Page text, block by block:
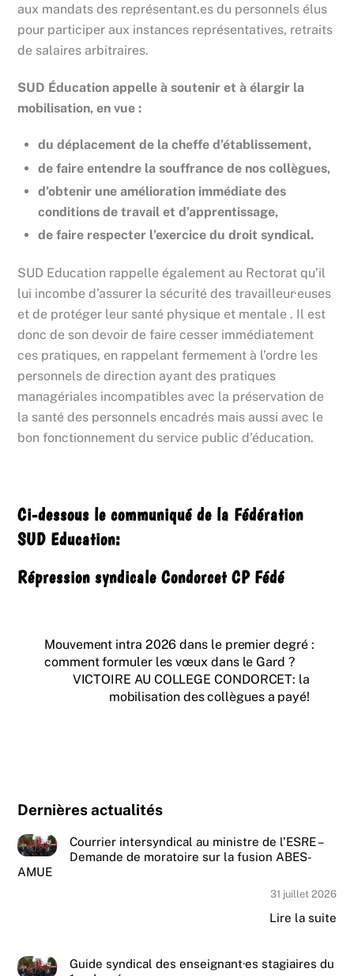
aux mandats des représentant.es du personnels élus
pour participer aux instances représentatives, retraits
de salaires arbitraires.
SUD Éducation appelle à soutenir et à élargir la
mobilisation, en vue :
du déplacement de la cheffe d’établissement,
de faire entendre la souffrance de nos collègues,
d’obtenir une amélioration immédiate des
conditions de travail et d’apprentissage,
de faire respecter l’exercice du droit syndical.
SUD Education rappelle également au Rectorat qu’il
lui incombe d’assurer la sécurité des travailleur·euses
et de protéger leur santé physique et mentale . Il est
donc de son devoir de faire cesser immédiatement
ces pratiques, en rappelant fermement à l’ordre les
personnels de direction ayant des pratiques
managériales incompatibles avec la préservation de
la santé des personnels encadrés mais aussi avec le
bon fonctionnement du service public d’éducation.
Ci-dessous le communiqué de la Fédération
SUD Education:
Répression syndicale Condorcet CP Fédé
Mouvement intra 2026 dans le premier degré :
comment formuler les vœux dans le Gard ?
VICTOIRE AU COLLEGE CONDORCET: la
mobilisation des collègues a payé!
Dernières actualités
Courrier intersyndical au ministre de l’ESRE –
Demande de moratoire sur la fusion ABES-
AMUE
31 juillet 2026
Lire la suite
Guide syndical des enseignant·es stagiaires du